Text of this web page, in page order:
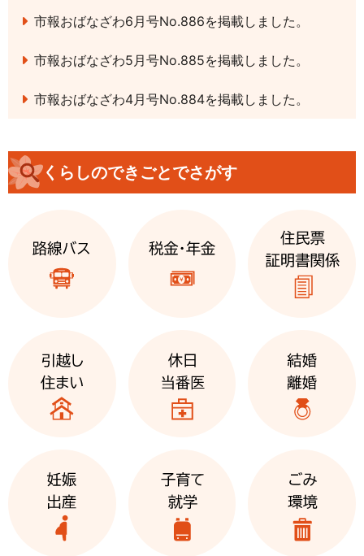
市報おばなざわ6月号No.886を掲載しました。
市報おばなざわ5月号No.885を掲載しました。
市報おばなざわ4月号No.884を掲載しました。
くらしのできごとでさがす